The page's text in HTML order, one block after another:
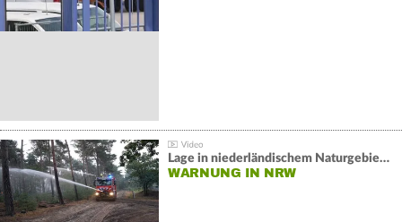
Lage in niederländischem Naturgebiet stabil
WARNUNG IN NRW